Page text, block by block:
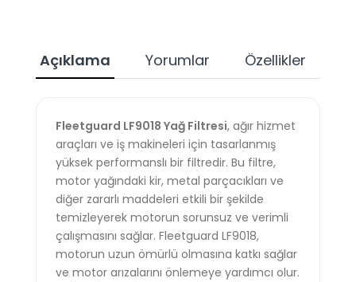
Açıklama Yorumlar Özellikler
Fleetguard LF9018 Yağ Filtresi, ağır hizmet
araçları ve iş makineleri için tasarlanmış
yüksek performanslı bir filtredir. Bu filtre,
motor yağındaki kir, metal parçacıkları ve
diğer zararlı maddeleri etkili bir şekilde
temizleyerek motorun sorunsuz ve verimli
çalışmasını sağlar. Fleetguard LF9018,
motorun uzun ömürlü olmasına katkı sağlar
ve motor arızalarını önlemeye yardımcı olur.